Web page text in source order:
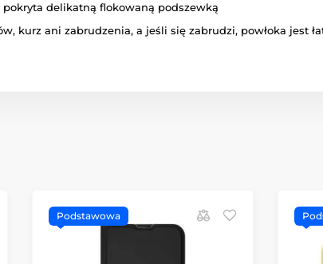
delikatną flokowaną podszewką
kurz ani zabrudzenia, a jeśli się zabrudzi, powłoka jest
Podstawowa